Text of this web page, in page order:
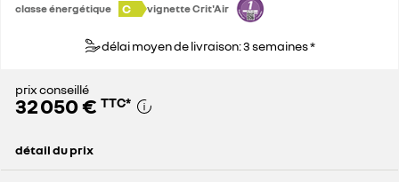
classe énergétique C vignette Crit'Air
délai moyen de livraison: 3 semaines *
prix conseillé
32 050 € TTC*
détail du prix